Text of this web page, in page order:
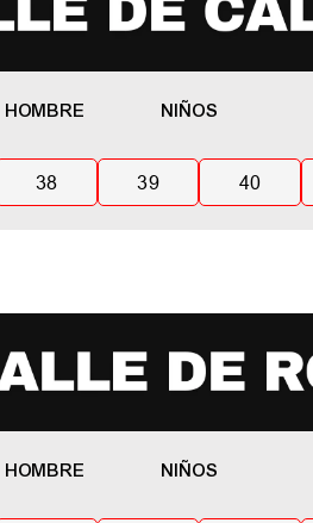
HOMBRE NIÑOS
38 39 40
HOMBRE NIÑOS